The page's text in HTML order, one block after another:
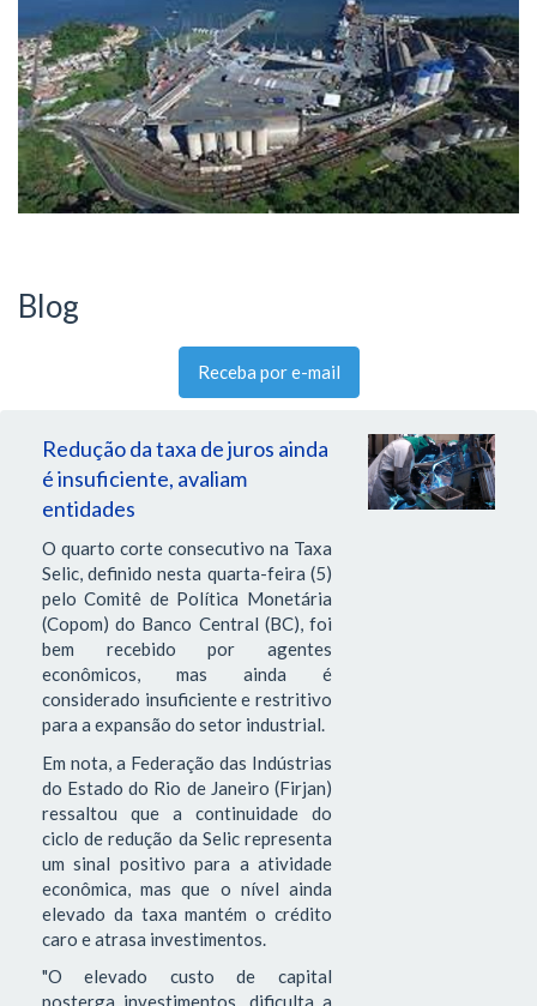
Blog
Receba por e-mail
Redução da taxa de juros ainda
é insuficiente, avaliam
entidades
O quarto corte consecutivo na Taxa
Selic, definido nesta quarta-feira (5)
pelo Comitê de Política Monetária
(Copom) do Banco Central (BC), foi
bem recebido por agentes
econômicos, mas ainda é
considerado insuficiente e restritivo
para a expansão do setor industrial.
Em nota, a Federação das Indústrias
do Estado do Rio de Janeiro (Firjan)
ressaltou que a continuidade do
ciclo de redução da Selic representa
um sinal positivo para a atividade
econômica, mas que o nível ainda
elevado da taxa mantém o crédito
caro e atrasa investimentos.
"O elevado custo de capital
posterga investimentos, dificulta a